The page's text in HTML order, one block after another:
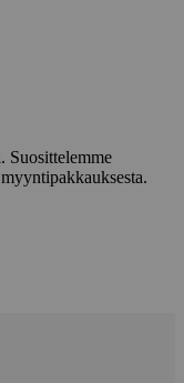
Suosittelemme